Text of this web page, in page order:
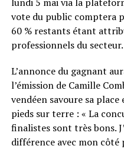
vote du public comptera
60 % restants étant
professionnels du secteur.
L’annonce du gagnant
l’émission de Camille
vendéen savoure sa
pieds sur terre : « La
finalistes sont très bons.
différence avec mon